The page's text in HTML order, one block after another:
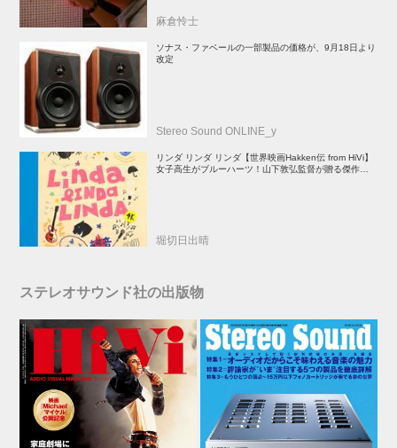
麻倉怜士
ソナス・ファベールの一部製品の価格が、9月18日より
改定
Stereo Sound ONLINE_y
リンダ リンダ リンダ【世界映画Hakken伝 from HiVi】
女子高生がブルーハーツ！山下敦弘監督が贈る傑作青春
堀切日出晴
ステレオサウンド社の出版物